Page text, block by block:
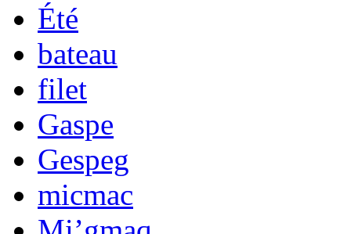
Été
bateau
filet
Gaspe
Gespeg
micmac